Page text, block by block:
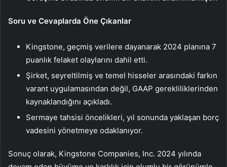
Soru ve Cevaplarda Öne Çıkanlar
Kingstone, geçmiş verilere dayanarak 2024 planına 7
puanlık felaket olaylarını dahil etti.
Şirket, seyreltilmiş ve temel hisseler arasındaki farkın
varant uygulamasından değil, GAAP gerekliliklerinden
kaynaklandığını açıkladı.
Sermaye tahsisi öncelikleri, yıl sonunda yaklaşan borç
vadesini yönetmeye odaklanıyor.
Sonuç olarak, Kingstone Companies, Inc. 2024 yılında